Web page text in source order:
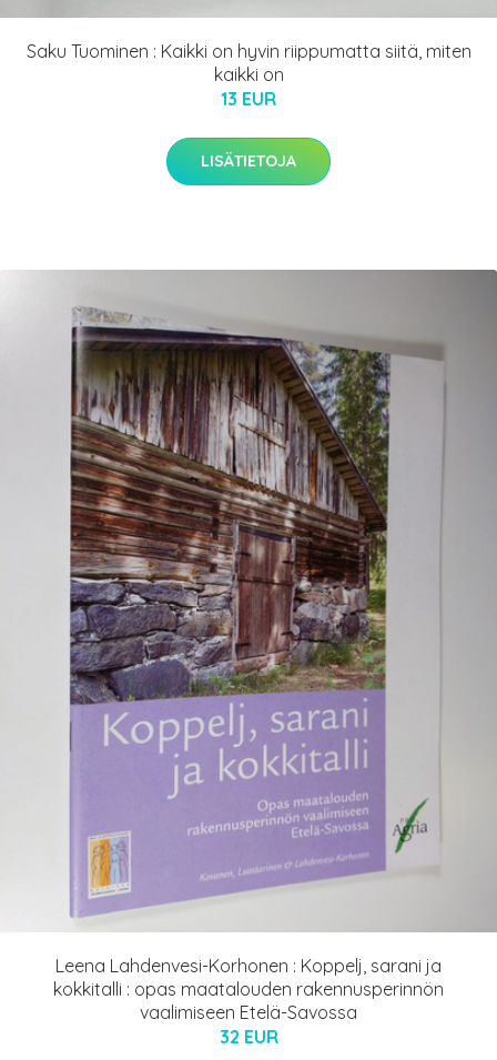
Saku Tuominen : Kaikki on hyvin riippumatta siitä, miten
kaikki on
13 EUR
LISÄTIETOJA
Leena Lahdenvesi-Korhonen : Koppelj, sarani ja
kokkitalli : opas maatalouden rakennusperinnön
vaalimiseen Etelä-Savossa
32 EUR